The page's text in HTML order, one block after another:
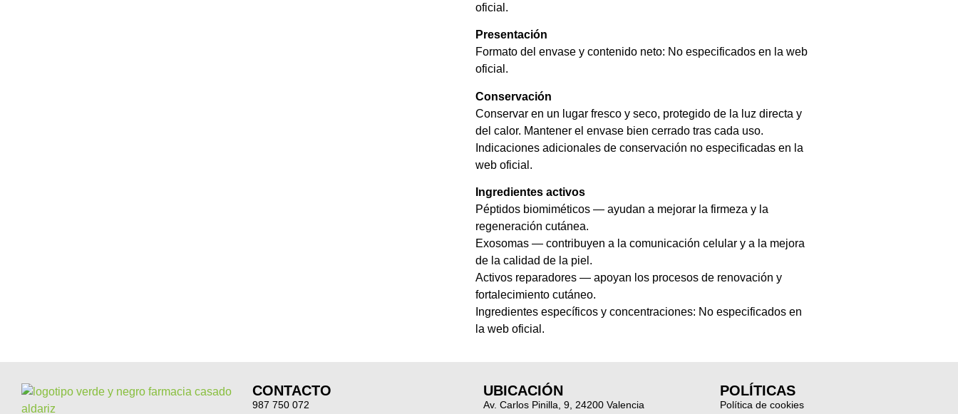
oficial.
Presentación
Formato del envase y contenido neto: No especificados en la web
oficial.
Conservación
Conservar en un lugar fresco y seco, protegido de la luz directa y
del calor. Mantener el envase bien cerrado tras cada uso.
Indicaciones adicionales de conservación no especificadas en la
web oficial.
Ingredientes activos
Péptidos biomiméticos — ayudan a mejorar la firmeza y la
regeneración cutánea.
Exosomas — contribuyen a la comunicación celular y a la mejora
de la calidad de la piel.
Activos reparadores — apoyan los procesos de renovación y
fortalecimiento cutáneo.
Ingredientes específicos y concentraciones: No especificados en
la web oficial.
CONTACTO
987 750 072
UBICACIÓN
Av. Carlos Pinilla, 9, 24200 Valencia
POLÍTICAS
Política de cookies